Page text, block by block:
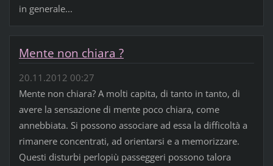
in generale...
Mente non chiara ?
20.11.2012 00:27
Mente non chiara? A molti capita, di tanto in tanto, di
avere la sensazione di mente poco chiara, come
annebbiata. Si possono associare ad essa la difficoltà a
rimanere concentrati, ad orientarsi e a memorizzare.
Questi disturbi perlopiù passeggeri possono talora